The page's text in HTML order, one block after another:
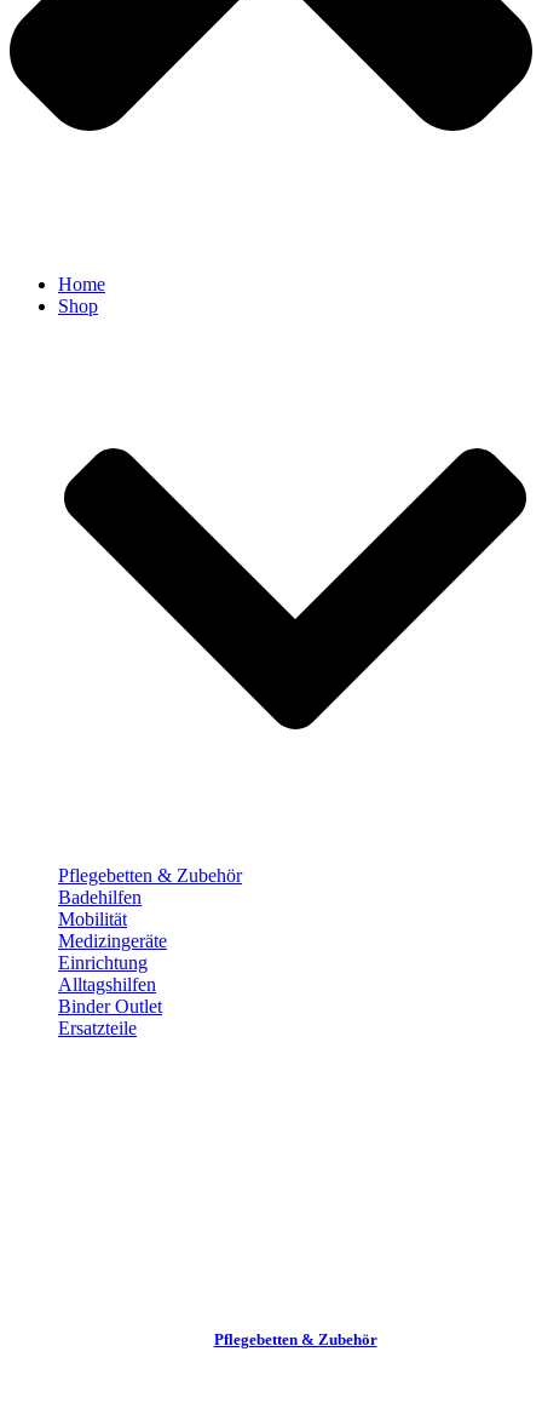
Home
Shop
Pflege­betten & Zubehör
Badehilfen
Mobilität
Medizingeräte
Einrichtung
Alltags­hilfen
Binder Outlet
Ersatzteile
Pflege­betten & Zubehör